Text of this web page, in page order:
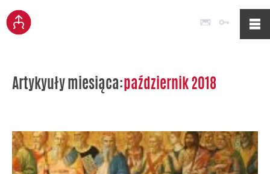
Poczta
Artykyuły miesiąca: październik 2018